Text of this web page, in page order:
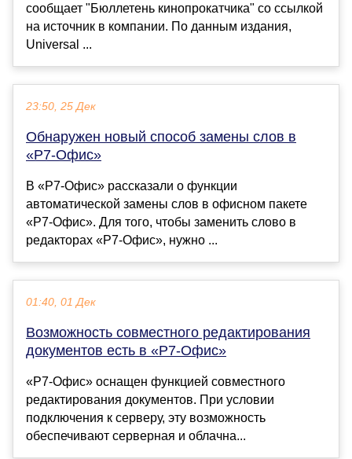
сообщает "Бюллетень кинопрокатчика" со ссылкой
на источник в компании. По данным издания,
Universal ...
23:50, 25 Дек
Обнаружен новый способ замены слов в
«Р7-Офис»￼
В «Р7-Офис» рассказали о функции
автоматической замены слов в офисном пакете
«Р7-Офис». Для того, чтобы заменить слово в
редакторах «Р7-Офис», нужно ...
01:40, 01 Дек
Возможность совместного редактирования
документов есть в «Р7-Офис»
«Р7-Офис» оснащен функцией совместного
редактирования документов. При условии
подключения к серверу, эту возможность
обеспечивают серверная и облачна...